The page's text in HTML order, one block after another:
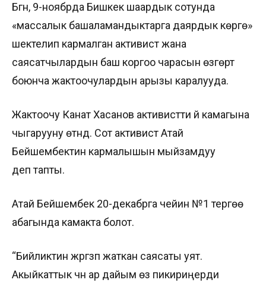
Бүгүн, 9-ноябрда Бишкек шаардык сотунда
«массалык башаламандыктарга даярдык көрүүгө»
шектелип кармалган активист жана
саясатчылардын баш коргоо чарасын өзгөртүү
боюнча жактоочулардын арызы каралууда.
Жактоочу Канат Хасанов активистти үй камагына
чыгарууну өтүндү. Сот активист Атай
Бейшембектин кармалышын мыйзамдуу
деп тапты.
Атай Бейшембек 20-декабрга чейин №1 тергөө
абагында камакта болот.
“Бийликтин жүргүзүп жаткан саясаты уят.
Акыйкаттык үчүн ар дайым өз пикириңерди